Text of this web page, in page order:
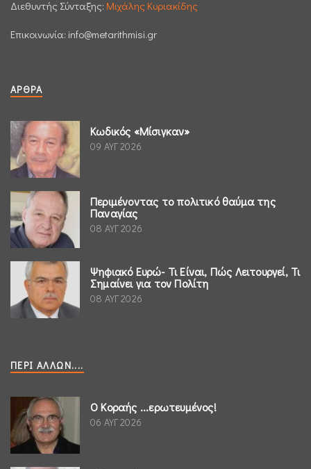
Διεθυντής Σύνταξης: Μιχάλης Κυριακίδης
Επικοινωνία: info@metarithmisi.gr
ΆΡΘΡΑ
Κωδικός «Μίσιγκαν»
09 ΑΥΓ 2026
Περιμένοντας το πολιτικό θαύμα της
Παναγίας
08 ΑΥΓ 2026
Ψηφιακό Ευρώ- Τι Είναι, Πώς Λειτουργεί, Τι
Σημαίνει για τον Πολίτη
08 ΑΥΓ 2026
ΠΕΡΊ ΆΛΛΩΝ....
Ο Κοραής ...ερωτευμένος!
06 ΑΥΓ 2026